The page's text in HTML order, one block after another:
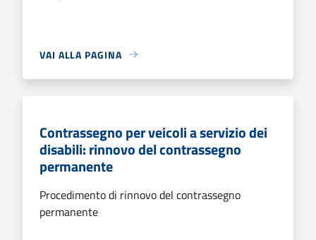
VAI ALLA PAGINA
Contrassegno per veicoli a servizio dei
disabili: rinnovo del contrassegno
permanente
Procedimento di rinnovo del contrassegno
permanente